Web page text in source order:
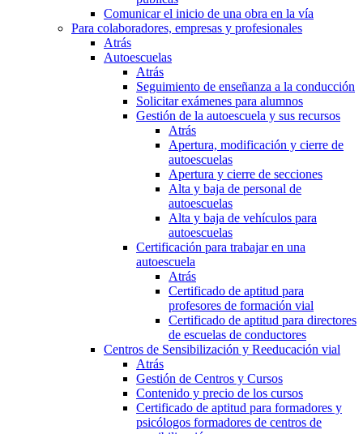
Comunicar el inicio de una obra en la vía
Para colaboradores, empresas y profesionales
Atrás
Autoescuelas
Atrás
Seguimiento de enseñanza a la conducción
Solicitar exámenes para alumnos
Gestión de la autoescuela y sus recursos
Atrás
Apertura, modificación y cierre de
autoescuelas
Apertura y cierre de secciones
Alta y baja de personal de
autoescuelas
Alta y baja de vehículos para
autoescuelas
Certificación para trabajar en una
autoescuela
Atrás
Certificado de aptitud para
profesores de formación vial
Certificado de aptitud para directores
de escuelas de conductores
Centros de Sensibilización y Reeducación vial
Atrás
Gestión de Centros y Cursos
Contenido y precio de los cursos
Certificado de aptitud para formadores y
psicólogos formadores de centros de